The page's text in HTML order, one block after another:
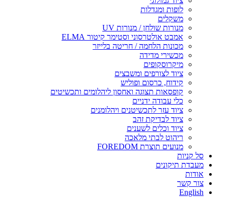
לופות ומגדלות
משקלים
מנורות שולחן / מנורות UV
אמבט אולטרסוני וסטימר קיטור ELMA
מכונות הלחמה / חריטה בלייזר
מכשירי מדידה
מיקרוסקופים
ציוד לצורפים ומשבצים
קידוח, כרסום ופוליש
קופסאות תצוגה ואחסון ליהלומים ותכשיטים
כלי עבודה ידניים
ציוד עזר לתכשיטנים ויהלומנים
ציוד לבדיקת זהב
ציוד וכלים לשענים
ריהוט לבתי מלאכה
מנועים תוצרת FOREDOM
סל קניות
מעבדת תיקונים
אודות
צור קשר
English